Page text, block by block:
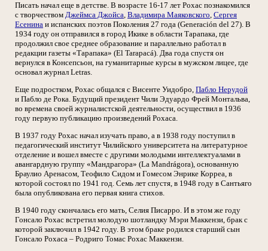
Писать начал еще в детстве. В возрасте 16-17 лет Рохас познакомился
с творчеством Джеймса Джойса, Владимира Маяковского, Сергея
Есенина и испанских поэтов Поколения 27 года (Generación del 27). В
1934 году он отправился в город Икике в области Тарапака, где
продолжил свое среднее образование и параллельно работал в
редакции газеты «Тарапака» (El Tarapacá). Два года спустя он
вернулся в Консепсьон, на гуманитарные курсы в мужском лицее, где
основал журнал Letras.
Еще подростком, Рохас общался с Висенте Уидобро, Пабло Нерудой
и Пабло де Рока. Будущий президент Чили Эдуардо Фрей Монтальва,
во времена своей журналистской деятельности, осуществил в 1936
году первую публикацию произведений Рохаса.
В 1937 году Рохас начал изучать право, а в 1938 году поступил в
педагогический институт Чилийского университета на литературное
отделение и вошел вместе с другими молодыми интеллектуалами в
авангардную группу «Мандрагора» (La Mandrágora), основанную
Браулио Аренасом, Теофило Сидом и Гомесом Энрике Корреа, в
которой состоял по 1941 год. Семь лет спустя, в 1948 году в Сантьяго
была опубликована его первая книга стихов.
В 1940 году скончалась его мать, Селия Писарро. И в этом же году
Гонсало Рохас встретил молодую шотландку Мэри Маккензи, брак с
которой заключил в 1942 году. В этом браке родился старший сын
Гонсало Рохаса – Родриго Томас Рохас Маккензи.